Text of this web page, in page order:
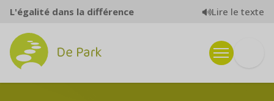
Zum Inhalt springen
L'égalité dans la différence Lire le texte